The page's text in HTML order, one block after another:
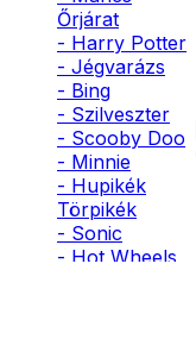
Őrjárat
- Harry Potter
- Jégvarázs
- Bing
- Szilveszter
- Scooby Doo
- Minnie
- Hupikék
Törpikék
- Sonic
- Hot Wheels